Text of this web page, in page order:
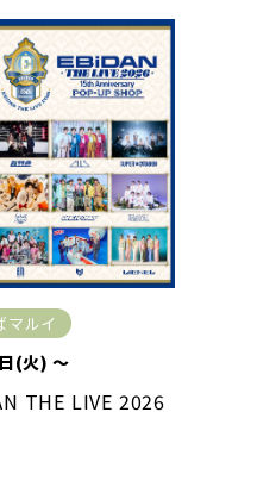
マルイ
(火) ～
THE LIVE 2026